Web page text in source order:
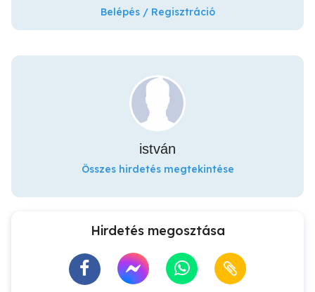
Belépés / Regisztráció
istván
Összes hirdetés megtekintése
Hirdetés megosztása